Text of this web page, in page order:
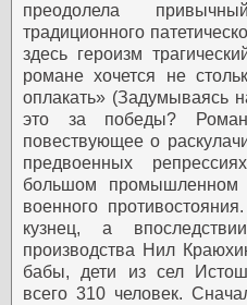
преодолела
традиционного
здесь героизм
романе хочется не
оплакать» (Задумываясь
это за победы?
повествующее о
предвоенных
большом промышленном
военного
кузнец, а
производства Нил
бабы, дети из сел
всего 310 человек.